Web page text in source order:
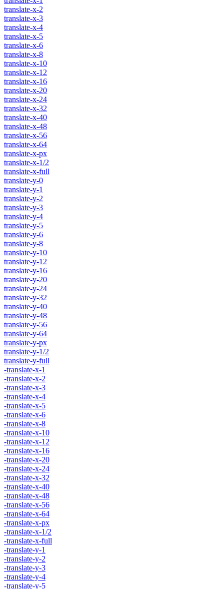
translate-x-2
translate-x-3
translate-x-4
translate-x-5
translate-x-6
translate-x-8
translate-x-10
translate-x-12
translate-x-16
translate-x-20
translate-x-24
translate-x-32
translate-x-40
translate-x-48
translate-x-56
translate-x-64
translate-x-px
translate-x-1/2
translate-x-full
translate-y-0
translate-y-1
translate-y-2
translate-y-3
translate-y-4
translate-y-5
translate-y-6
translate-y-8
translate-y-10
translate-y-12
translate-y-16
translate-y-20
translate-y-24
translate-y-32
translate-y-40
translate-y-48
translate-y-56
translate-y-64
translate-y-px
translate-y-1/2
translate-y-full
-translate-x-1
-translate-x-2
-translate-x-3
-translate-x-4
-translate-x-5
-translate-x-6
-translate-x-8
-translate-x-10
-translate-x-12
-translate-x-16
-translate-x-20
-translate-x-24
-translate-x-32
-translate-x-40
-translate-x-48
-translate-x-56
-translate-x-64
-translate-x-px
-translate-x-1/2
-translate-x-full
-translate-y-1
-translate-y-2
-translate-y-3
-translate-y-4
-translate-y-5